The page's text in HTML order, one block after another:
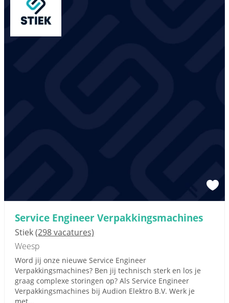
Service Engineer Verpakkingsmachines
Stiek(298 vacatures)
Weesp
Word jij onze nieuwe Service Engineer
Verpakkingsmachines? Ben jij technisch sterk en los je
graag complexe storingen op? Als Service Engineer
Verpakkingsmachines bij Audion Elektro B.V. Werk je